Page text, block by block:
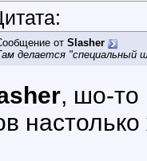
от Slasher
делается "специальный
, шо-то